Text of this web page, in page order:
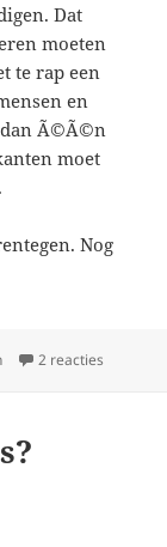
Dat
moeten
te rap een
en
dan Ã©Ã©n
moet
Nog
2 reacties